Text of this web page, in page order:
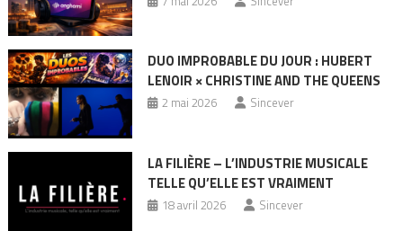
DUO IMPROBABLE DU JOUR : HUBERT
LENOIR × CHRISTINE AND THE QUEENS
2 mai 2026 Sincever
LA FILIÈRE – L’INDUSTRIE MUSICALE
TELLE QU’ELLE EST VRAIMENT
18 avril 2026 Sincever